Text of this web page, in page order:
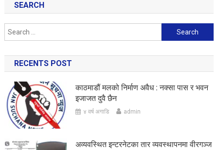
SEARCH
Search
for:
RECENTS POST
काठमाडौं मलको निर्माण अवैध : नक्सा पास र भवन
इजाजत दुवै छैन
४ वर्ष अगाडि admin
अव्यवस्थित इन्टरनेटका तार व्यवस्थापनमा वीरगञ्ज